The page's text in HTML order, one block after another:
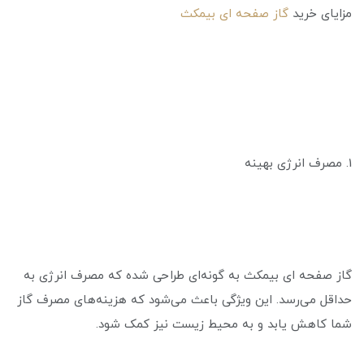
مزایای خرید گاز صفحه ای بیمکث
1. مصرف انرژی بهینه
گاز صفحه ای بیمکث به گونه‌ای طراحی شده که مصرف انرژی به
حداقل می‌رسد. این ویژگی باعث می‌شود که هزینه‌های مصرف گاز
شما کاهش یابد و به محیط زیست نیز کمک شود.